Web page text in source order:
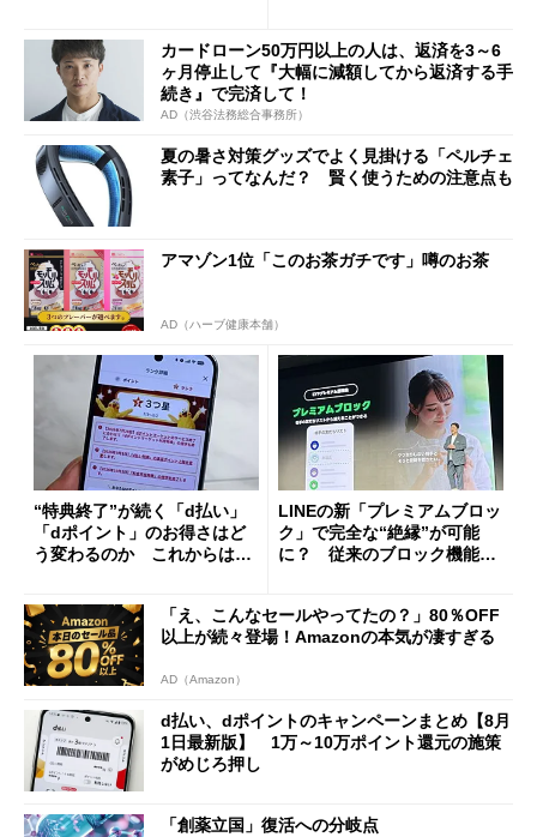
カードローン50万円以上の人は、返済を3～6
ヶ月停止して『大幅に減額してから返済する手
続き』で完済して！
AD（渋谷法務総合事務所）
夏の暑さ対策グッズでよく見掛ける「ペルチェ
素子」ってなんだ？ 賢く使うための注意点も
アマゾン1位「このお茶ガチです」噂のお茶
AD（ハーブ健康本舗）
“特典終了”が続く「d払い」
「dポイント」のお得さはど
う変わるのか これからは
LINEの新「プレミアムブロッ
ク」で完全な“絶縁”が可能
に？ 従来のブロック機能と
「え、こんなセールやってたの？」80％OFF
以上が続々登場！Amazonの本気が凄すぎる
AD（Amazon）
d払い、dポイントのキャンペーンまとめ【8月
1日最新版】 1万～10万ポイント還元の施策
がめじろ押し
「創薬立国」復活への分岐点